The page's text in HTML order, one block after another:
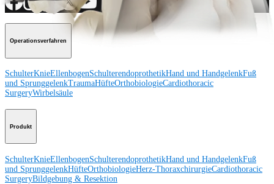
Operationsverfahren
SchulterKnieEllenbogenSchulterendoprothetikHand und HandgelenkFuß
und SprunggelenkTraumaHüfteOrthobiologieCardiothoracic
SurgeryWirbelsäule
Produkt
SchulterKnieEllenbogenSchulterendoprothetikHand und HandgelenkFuß
und SprunggelenkHüfteOrthobiologieHerz-ThoraxchirurgieCardiothoracic
SurgeryBildgebung & Resektion